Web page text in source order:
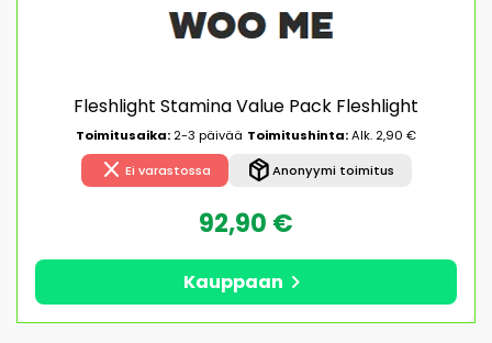
Fleshlight Stamina Value Pack Fleshlight
Toimitusaika: 2-3 päivää Toimitushinta:Alk. 2,90 €
close Ei varastossa package_2Anonyymi toimitus
92,90 €
Kauppaan chevron_right